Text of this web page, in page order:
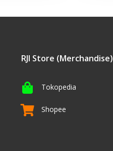
RJI Store (Merchandise)
Tokopedia
Shopee